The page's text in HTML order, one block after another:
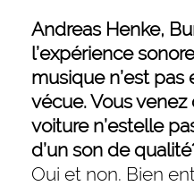
Andreas Henke,
l’expérience
musique n’est
vécue. Vous venez
voiture n’estelle
d’un son de
Oui et non. Bien